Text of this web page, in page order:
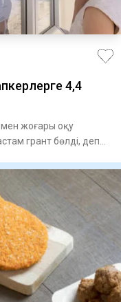
4,4
жоғары оқу
грант бөлді, деп